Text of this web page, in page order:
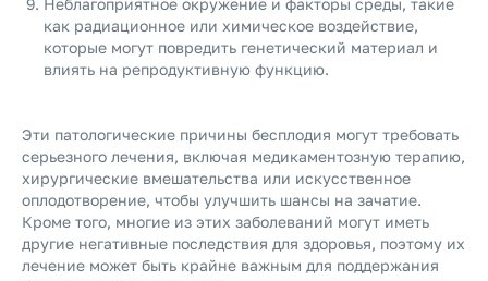
Неблагоприятное окружение и факторы среды, такие
как радиационное или химическое воздействие,
которые могут повредить генетический материал и
влиять на репродуктивную функцию.
Эти патологические причины бесплодия могут требовать
серьезного лечения, включая медикаментозную терапию,
хирургические вмешательства или искусственное
оплодотворение, чтобы улучшить шансы на зачатие.
Кроме того, многие из этих заболеваний могут иметь
другие негативные последствия для здоровья, поэтому их
лечение может быть крайне важным для поддержания